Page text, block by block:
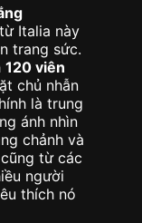
Italia này
trang sức.
120 viên
chủ nhẫn
là trung
ánh nhìn
chảnh và
từ các
người
thích nó